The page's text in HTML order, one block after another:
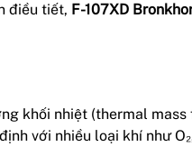
điều tiết, F-107XD
khối nhiệt (thermal
với nhiều loại khí như